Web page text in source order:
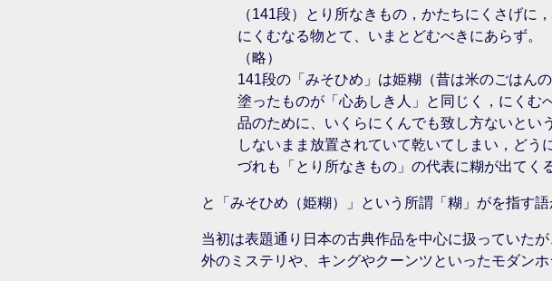
（141段）とり所なきもの，かたちにくさげに
にくむなる物とて、いまとどむべきにあらず。
（略）
141段の「みそひめ」は姫糊（昔は米のごはん
塗ったものが「心あしき人」と同じく，にくむ
品のために、いくらにくんでも致し方ないとい
しないまま放置されていて乾いてしまい，ど
づれも「とり所なきもの」の代表に糊が出てく
と「みそひめ（姫糊）」という所謂「糊」がを指す
当初は表題通り日本の古典作品を中心に扱っていた
外のミステリや、キングやクーンツといったモダン